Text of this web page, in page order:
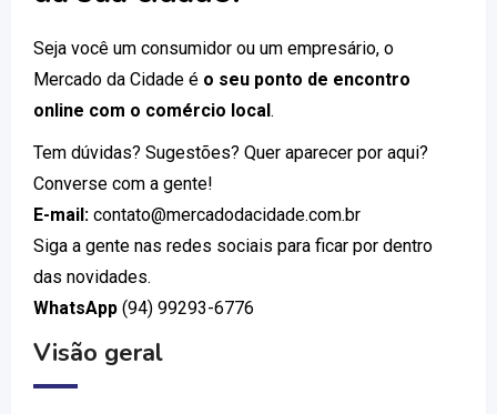
Seja você um consumidor ou um empresário, o
Mercado da Cidade é o seu ponto de encontro
online com o comércio local.
Tem dúvidas? Sugestões? Quer aparecer por aqui?
Converse com a gente!
E-mail: contato@mercadodacidade.com.br
Siga a gente nas redes sociais para ficar por dentro
das novidades.
WhatsApp (94) 99293-6776
Visão geral